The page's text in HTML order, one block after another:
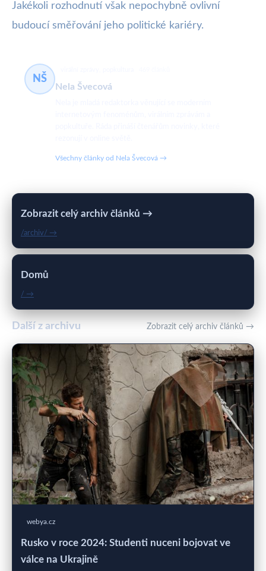
Jakékoli rozhodnutí však nepochybně ovlivní
budoucí směřování jeho politické kariéry.
NŠ
Nela Švecová
Všechny články od Nela Švecová →
Zobrazit celý archiv článků →
/archiv/ →
Domů
/ →
Další z archivu Zobrazit celý archiv článků →
webya.cz
Rusko v roce 2024: Studenti nuceni bojovat ve
válce na Ukrajině